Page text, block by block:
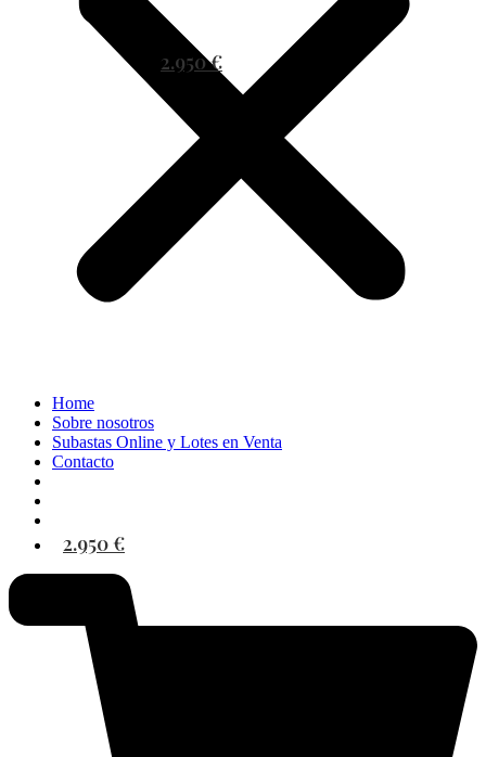
2.950 €
Home
Sobre nosotros
Subastas Online y Lotes en Venta
Contacto
2.950 €